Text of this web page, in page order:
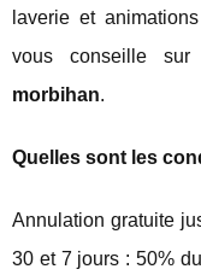
laverie et
vous conseille
morbihan.
Quelles sont les
Annulation gratuite
30 et 7 jours : 50%